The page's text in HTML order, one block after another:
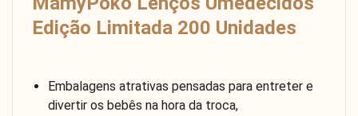
Edição Limitada 200 Unidades
Embalagens atrativas pensadas para entreter e
divertir os bebês na hora da troca,